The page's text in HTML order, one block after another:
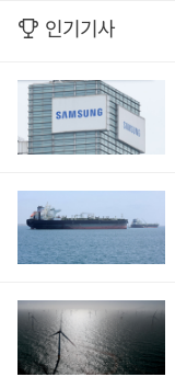
인기기사